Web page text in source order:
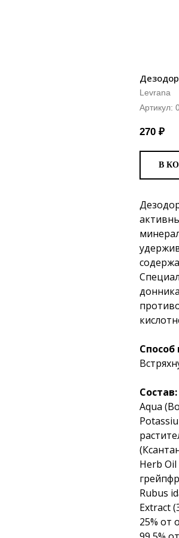
Levrana
Артикул:
270 ₽
В
Состав:
Aqua
Herb
Rubus
Extract
25% от